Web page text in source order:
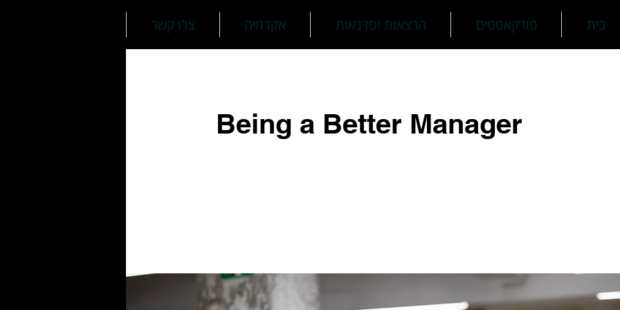
בית פודקאסטים הרצאות וסדנאות אקדמיה צרו קשר
Being a Better Manager